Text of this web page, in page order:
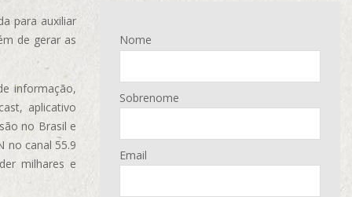
para auxiliar
de gerar as
informação,
aplicativo
no Brasil e
no canal 55.9
milhares e
Nome
Sobrenome
Email